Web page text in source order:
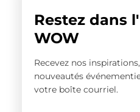
Restez dans
WOW
Recevez nos
nouveautés
votre boîte courriel.